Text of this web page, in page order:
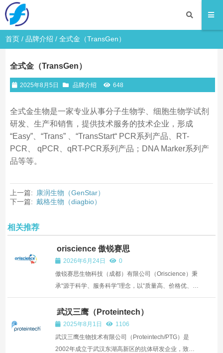
首页 /品牌介绍 / 全式金（TransGen）
全式金（TransGen）
2025年8月5日 品牌介绍 648
全式金生物是一家专业从事分子生物学、细胞生物学试剂
研发、生产和销售，提供技术服务的技术企业，形成
“Easy”、“Trans” 、“TransStart“ PCR系列产品、RT-
PCR、 qPCR、qRT-PCR系列产品；DNA Marker系列产
品等等。
上一篇:
康润生物（GenStar）
下一篇: 戴格生物（diagbio）
相关推荐
oriscience 傲锐赛思
2026年6月24日
0
傲锐赛思生物科技（成都）有限公司（Oriscience）秉
承“源于科学、服务科学”理念，以“质量高、价格优、本
土化、定制化”为服务宗旨，实现分子、蛋白、免疫及
细胞产品线自...
武汉三鹰（Proteintech）
2025年8月1日
1106
武汉三鹰生物技术有限公司（Proteintech/PTG）是
2002年成立于武汉东湖高新区的抗体研发企业，致力